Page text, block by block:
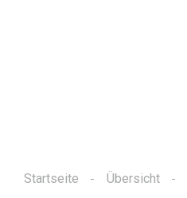
Startseite Übersicht